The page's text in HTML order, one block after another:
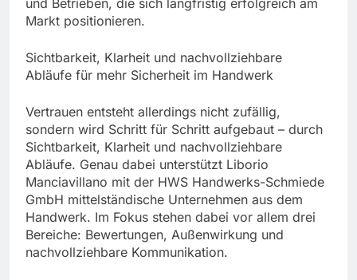
und Betrieben, die sich langfristig erfolgreich am
Markt positionieren.
Sichtbarkeit, Klarheit und nachvollziehbare
Abläufe für mehr Sicherheit im Handwerk
Vertrauen entsteht allerdings nicht zufällig,
sondern wird Schritt für Schritt aufgebaut – durch
Sichtbarkeit, Klarheit und nachvollziehbare
Abläufe. Genau dabei unterstützt Liborio
Manciavillano mit der HWS Handwerks-Schmiede
GmbH mittelständische Unternehmen aus dem
Handwerk. Im Fokus stehen dabei vor allem drei
Bereiche: Bewertungen, Außenwirkung und
nachvollziehbare Kommunikation.